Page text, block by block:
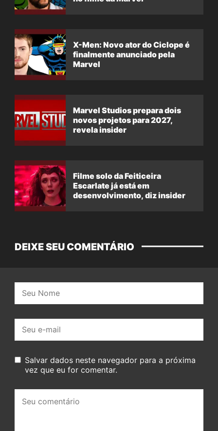
X-Men: Novo ator do Ciclope é
finalmente anunciado pela
Marvel
Marvel Studios prepara dois
novos projetos para 2027,
revela insider
Filme solo da Feiticeira
Escarlate já está em
desenvolvimento, diz insider
DEIXE SEU COMENTÁRIO
mail:
Salvar dados neste navegador para a próxima
vez que eu for comentar.
comentário: